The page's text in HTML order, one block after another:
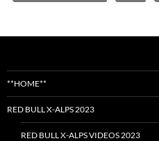
**HOME**
RED BULL X-ALPS 2023
RED BULL X-ALPS VIDEOS 2023